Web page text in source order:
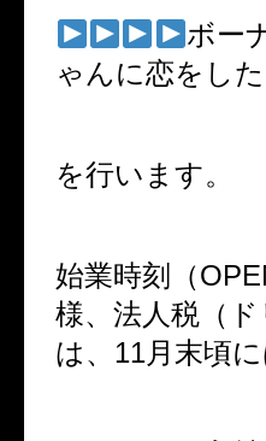
ボー
ゃんに恋をし
を行います。
始業時刻（
様、法人税（
は、11月末頃